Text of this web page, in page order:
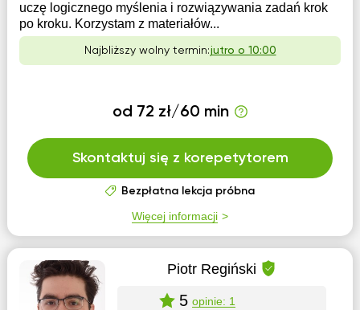
uczę logicznego myślenia i rozwiązywania zadań krok
po kroku. Korzystam z materiałów...
Najbliższy wolny termin:jutro o 10:00
od 72 zł/60 min
Skontaktuj się z korepetytorem
Bezpłatna lekcja próbna
Więcej informacji
Piotr Regiński
5 opinie: 1